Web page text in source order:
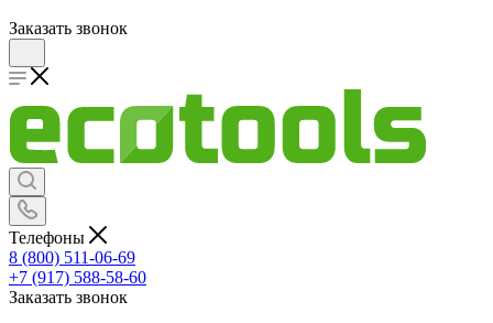
Заказать звонок
Телефоны
8 (800) 511-06-69
+7 (917) 588-58-60
Заказать звонок